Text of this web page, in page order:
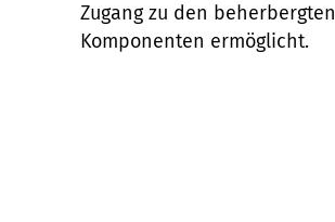
Zugang zu den beherbergten
Komponenten ermöglicht.